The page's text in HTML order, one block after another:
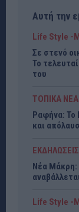
Αυτή την
Life Style -
Σε στενό
Το
του
ΤΟΠΙΚΑ ΝΕΑ
Ραφήνα: Το
και
ΕΚΔΗΛΩΣΕΙΣ
Νέα Μάκρη:
Life Style -